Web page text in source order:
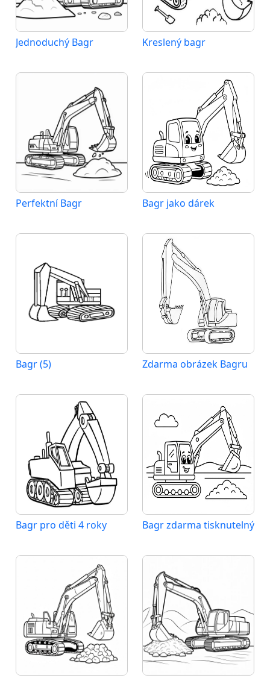
Jednoduchý Bagr Kreslený bagr
Perfektní Bagr Bagr jako dárek
Bagr (5) Zdarma obrázek Bagru
Bagr pro děti 4 roky Bagr zdarma tisknutelný